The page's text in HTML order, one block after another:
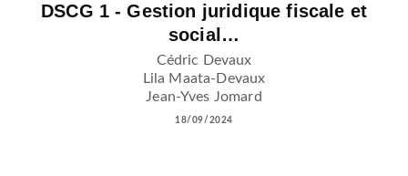
DSCG 1 - Gestion juridique fiscale et
social…
Cédric Devaux
Lila Maata-Devaux
Jean-Yves Jomard
18/09/2024